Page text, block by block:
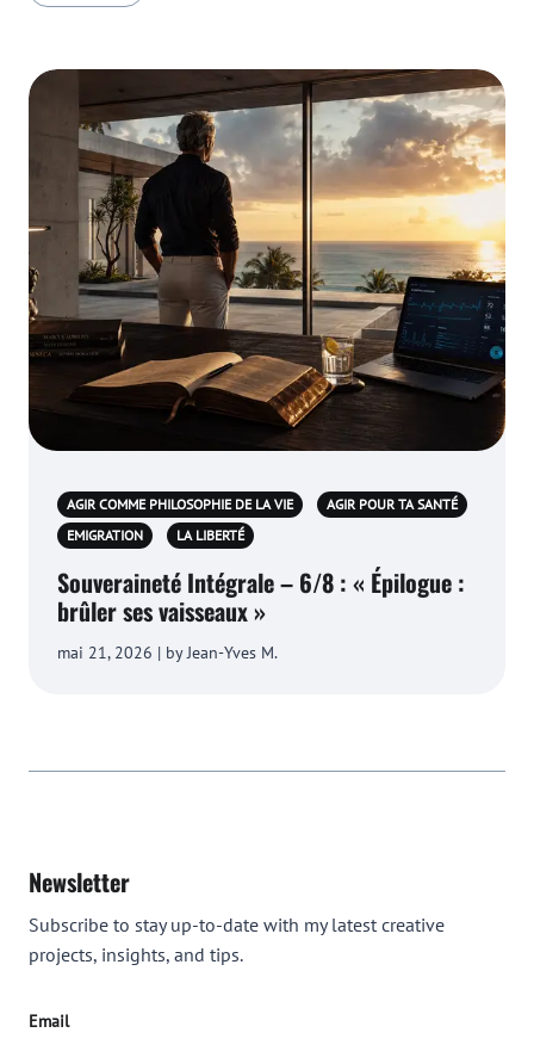
AGIR COMME PHILOSOPHIE DE LA VIE
AGIR POUR TA SANTÉ
EMIGRATION
LA LIBERTÉ
Souveraineté Intégrale – 6/8 : « Épilogue :
brûler ses vaisseaux »
mai 21, 2026 | by Jean-Yves M.
Newsletter
Subscribe to stay up-to-date with my latest creative
projects, insights, and tips.
Email